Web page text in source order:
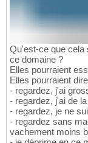
Qu'est-ce que cela
ce domaine ?
Elles pourraient
Elles pourraient
- regardez, j'ai
- regardez, j'ai de
- regardez, je ne
- regardez sans
vachement moins